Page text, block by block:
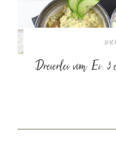
Dreierlei vom Ei: 3